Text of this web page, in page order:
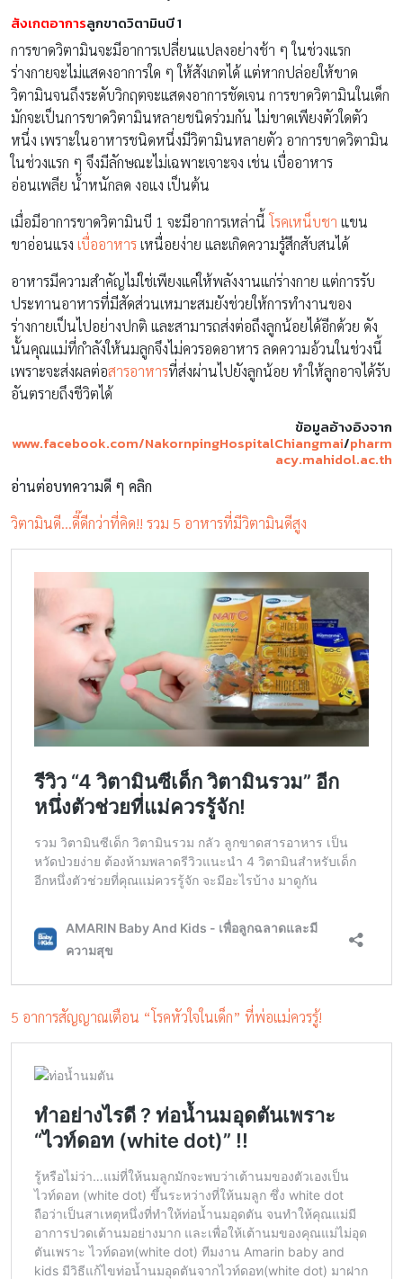
สังเกตอาการลูกขาดวิตามินบี 1
การขาดวิตามินจะมีอาการเปลี่ยนแปลงอย่างช้า ๆ ในช่วงแรก
ร่างกายจะไม่แสดงอาการใด ๆ ให้สังเกตได้ แต่หากปล่อยให้ขาด
วิตามินจนถึงระดับวิกฤตจะแสดงอาการชัดเจน การขาดวิตามินในเด็ก
มักจะเป็นการขาดวิตามินหลายชนิดร่วมกัน ไม่ขาดเพียงตัวใดตัว
หนึ่ง เพราะในอาหารชนิดหนึ่งมีวิตามินหลายตัว อาการขาดวิตามิน
ในช่วงแรก ๆ จึงมีลักษณะไม่เฉพาะเจาะจง เช่น เบื่ออาหาร
อ่อนเพลีย น้ำหนักลด งอแง เป็นต้น
เมื่อมีอาการขาดวิตามินบี 1 จะมีอาการเหล่านี้ โรคเหน็บชา แขน
ขาอ่อนแรง เบื่ออาหารเหนื่อยง่าย และเกิดความรู้สึกสับสนได้
อาหารมีความสำคัญไม่ใช่เพียงแค่ให้พลังงานแก่ร่างกาย แต่การรับ
ประทานอาหารที่มีสัดส่วนเหมาะสมยังช่วยให้การทำงานของ
ร่างกายเป็นไปอย่างปกติ และสามารถส่งต่อถึงลูกน้อยได้อีกด้วย ดัง
นั้นคุณแม่ที่กำลังให้นมลูกจึงไม่ควรอดอาหาร ลดความอ้วนในช่วงนี้
เพราะจะส่งผลต่อสารอาหารที่ส่งผ่านไปยังลูกน้อย ทำให้ลูกอาจได้รับ
อันตรายถึงชีวิตได้
ข้อมูลอ้างอิงจาก
www.facebook.com/NakornpingHospitalChiangmai/pharm
acy.mahidol.ac.th
อ่านต่อบทความดี ๆ คลิก
วิตามินดี…ดี๊ดีกว่าที่คิด!! รวม 5 อาหารที่มีวิตามินดีสูง
5 อาการสัญญาณเตือน “โรคหัวใจในเด็ก” ที่พ่อแม่ควรรู้!